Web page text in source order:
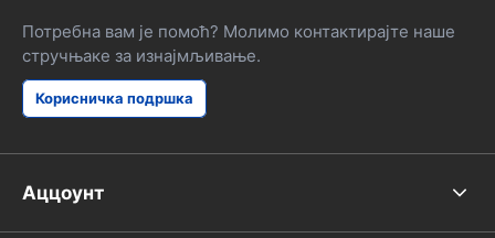
Потребна вам је помоћ? Молимо контактирајте наше
стручњаке за изнајмљивање.
Корисничка подршка
Аццоунт